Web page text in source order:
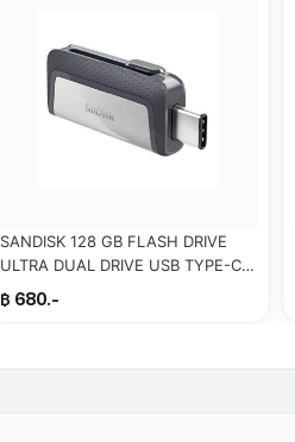
SANDISK 128 GB FLASH DRIVE
ULTRA DUAL DRIVE USB TYPE-C
(SDDDC2_128G_G46)
฿ 680.-